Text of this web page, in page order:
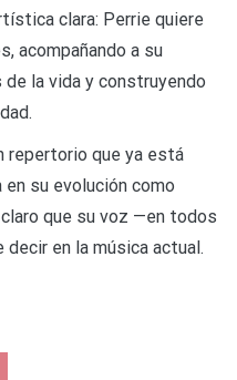
clara: Perrie quiere
acompañando a su
la vida y construyendo
repertorio que ya está
en su evolución como
que su voz —en todos
en la música actual.